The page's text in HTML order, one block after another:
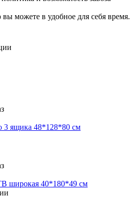
можете в удобное для себя время.
3 ящика 48*128*80 см
широкая 40*180*49 см